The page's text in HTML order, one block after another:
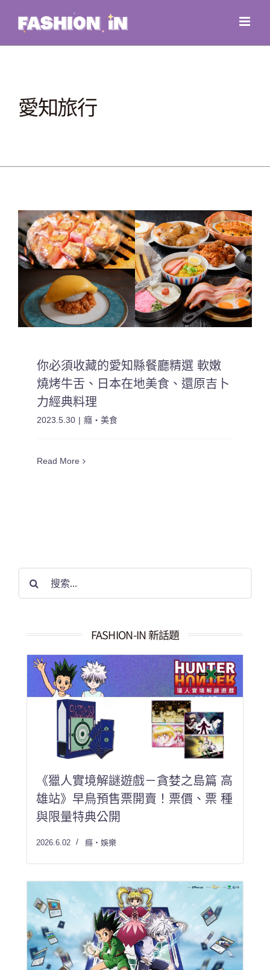
content
愛知旅行
你必須收藏的愛知縣餐廳精選 軟嫩
燒烤牛舌、日本在地美食、還原吉卜
力經典料理
2023.5.30 | 癮・美食
Read More
果：
FASHION-IN 新話題
《獵人實境解謎遊戲－貪婪之島篇 高
雄站》早鳥預售票開賣！票價、票 種
與限量特典公開
2026.6.02 癮・娛樂